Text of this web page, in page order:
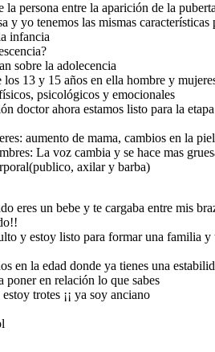
la persona entre la aparición de la
y yo tenemos las mismas características
infancia
sobre la adolecencia
13 y 15 años en ella hombre y
psicológicos y emocionales
doctor ahora estamos listo para la
aumento de mama, cambios en la
La voz cambia y se hace mas
axilar y barba)
eres un bebe y te cargaba entre mis
y estoy listo para formar una familia y
en la edad donde ya tienes una
poner en relación lo que sabes
trotes ¡¡ ya soy anciano